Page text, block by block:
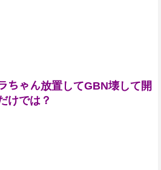
ちゃん放置してGBN壊して開
けでは？